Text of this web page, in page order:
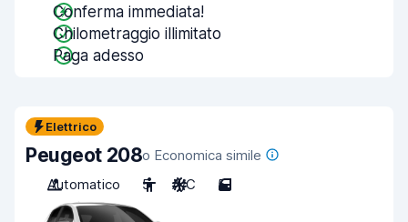
Conferma immediata!
Chilometraggio illimitato
Paga adesso
Elettrico
Peugeot 208o Economica simile
Automatico
5 A/C 5